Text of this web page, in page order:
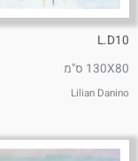
L.D10
130X80 ס"מ
Lilian Danino